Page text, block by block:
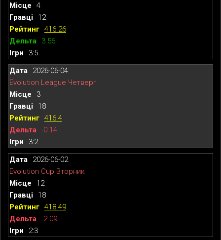
4
12
416.26
3.56
3:5
2026-06-04
Evolution League Четверг
3
18
416.4
-0.14
3:2
2026-06-02
Evolution Cup Вторник
12
18
418.49
-2.09
2:3